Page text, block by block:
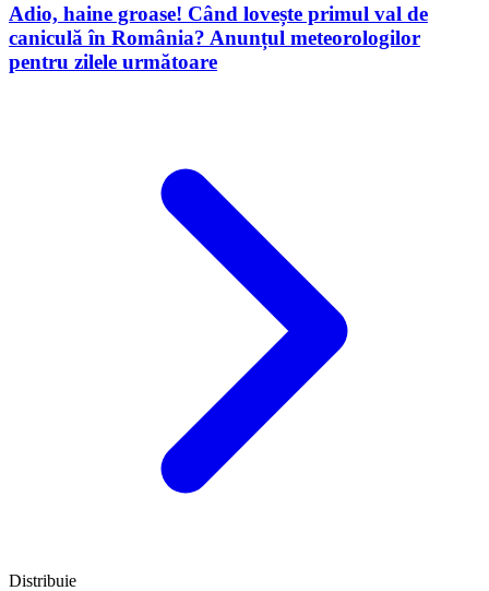
Adio, haine groase! Când lovește primul val de
caniculă în România? Anunțul meteorologilor
pentru zilele următoare
Distribuie